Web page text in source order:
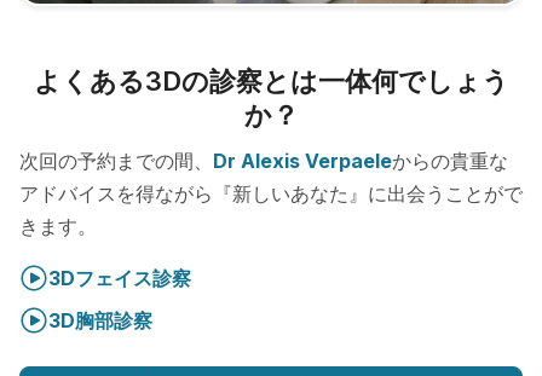
よくある3Dの診察とは一体何でしょう
か？
次回の予約までの間、 Dr Alexis Verpaeleからの貴重な
アドバイスを得ながら『新しいあなた』に出会うことがで
きます。
3Dフェイス診察
3D胸部診察